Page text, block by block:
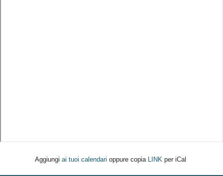
Aggiungi ai tuoi calendari oppure copia LINK per iCal